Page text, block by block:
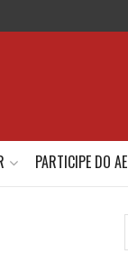
PARTICIPE DO AE